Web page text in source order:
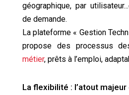
géographique, par
de demande.
La plateforme « Gestion
propose des processus
métier, prêts à l’emploi,
La flexibilité : l’atout majeur